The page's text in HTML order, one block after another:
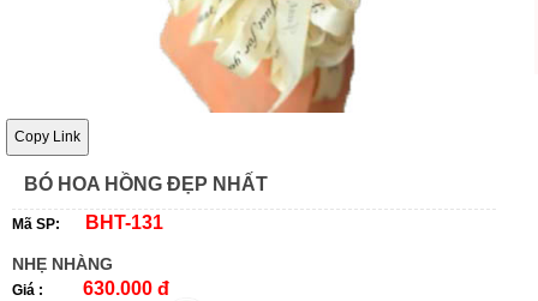
Copy Link
BÓ HOA HỒNG ĐẸP NHẤT
Mã SP: BHT-131
NHẸ NHÀNG
Giá : 630.000 đ